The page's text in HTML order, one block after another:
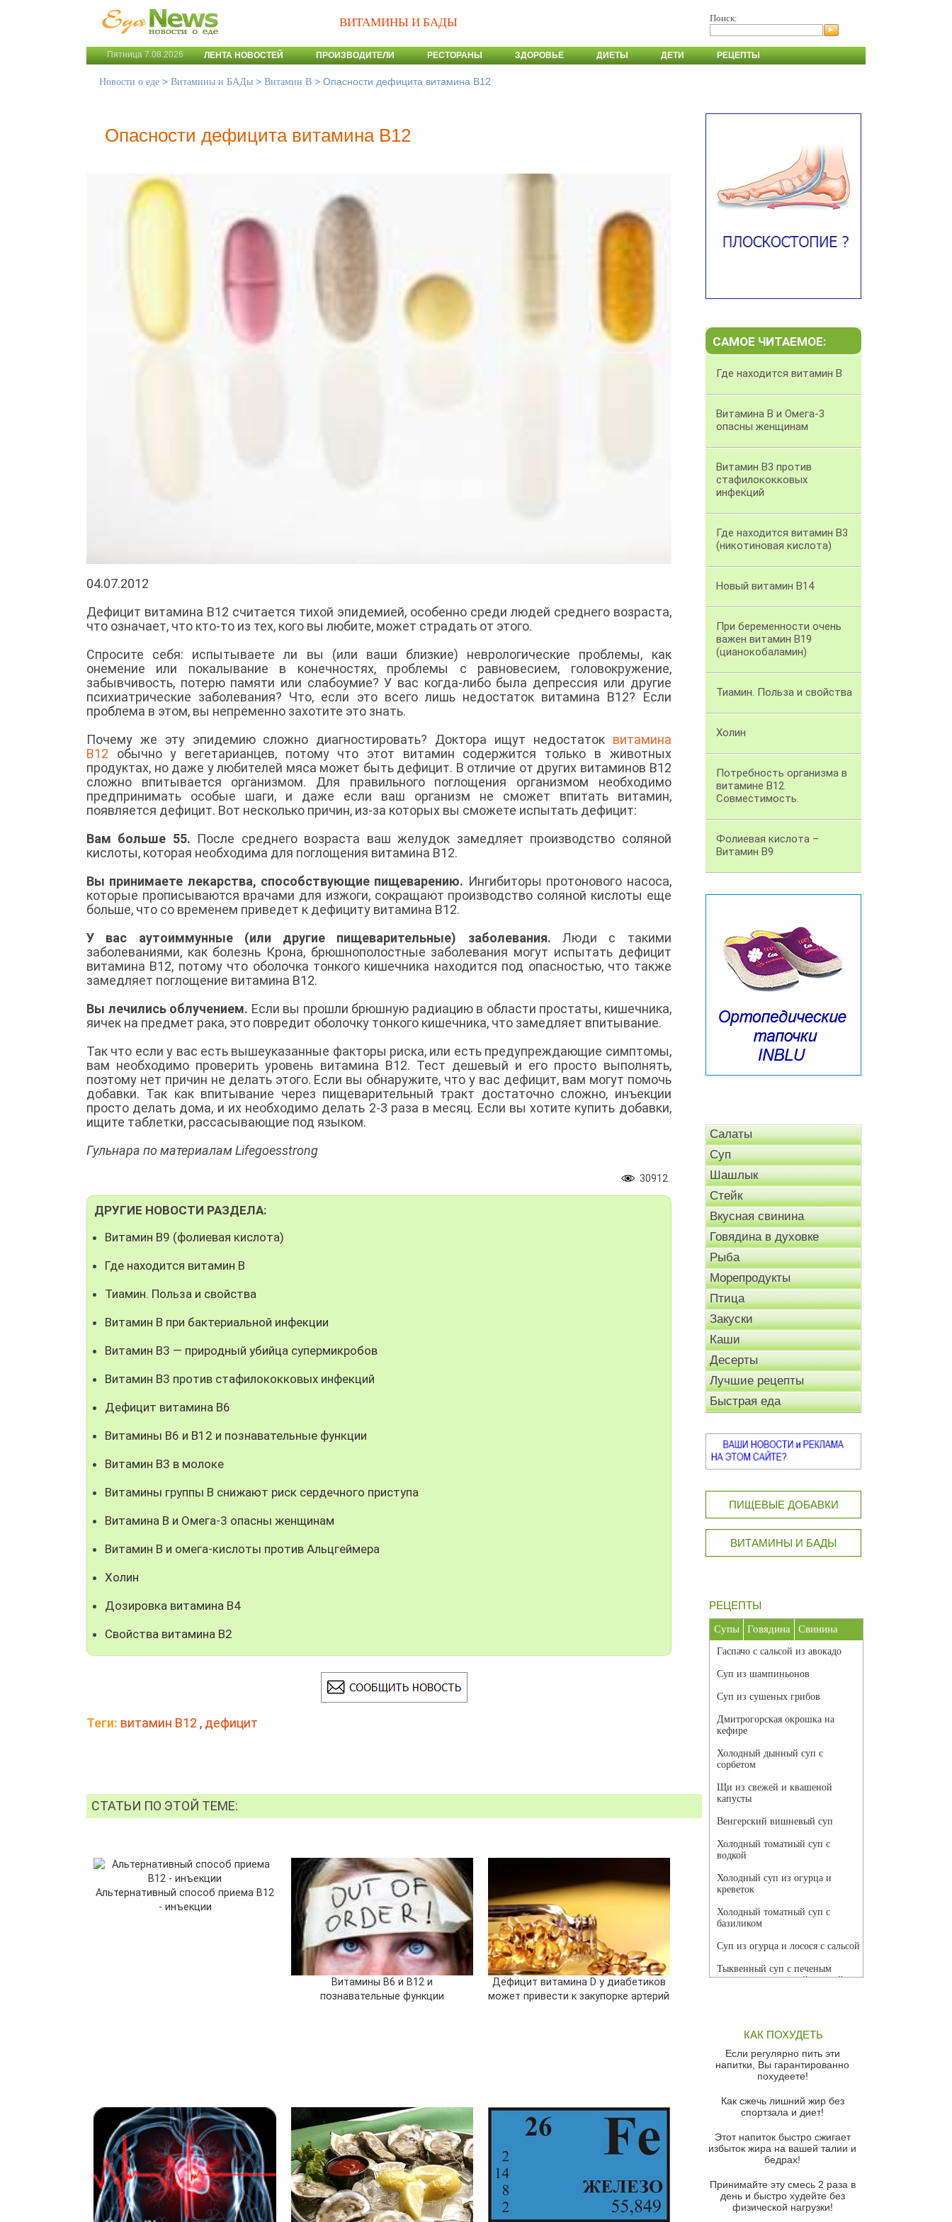
ВИТАМИНЫ И БАДЫ Поиск:
Пятница 7.08.2026 ЛЕНТА НОВОСТЕЙ ПРОИЗВОДИТЕЛИ РЕСТОРАНЫ ЗДОРОВЬЕ ДИЕТЫ ДЕТИ РЕЦЕПТЫ
Новости о еде > Витамины и БАДы > Витамин B > Опасности дефицита витамина В12
Опасности дефицита витамина В12
04.07.2012
Дефицит витамина B12 считается тихой эпидемией, особенно среди людей среднего возраста,
что означает, что кто-то из тех, кого вы любите, может страдать от этого.
Спросите себя: испытываете ли вы (или ваши близкие) неврологические проблемы, как
онемение или покалывание в конечностях, проблемы с равновесием, головокружение,
забывчивость, потерю памяти или слабоумие? У вас когда-либо была депрессия или другие
психиатрические заболевания? Что, если это всего лишь недостаток витамина В12? Если
проблема в этом, вы непременно захотите это знать.
Почему же эту эпидемию сложно диагностировать? Доктора ищут недостаток витамина
В12 обычно у вегетарианцев, потому что этот витамин содержится только в животных
продуктах, но даже у любителей мяса может быть дефицит. В отличие от других витаминов В12
сложно впитывается организмом. Для правильного поглощения организмом необходимо
предпринимать особые шаги, и даже если ваш организм не сможет впитать витамин,
появляется дефицит. Вот несколько причин, из-за которых вы сможете испытать дефицит:
Вам больше 55. После среднего возраста ваш желудок замедляет производство соляной
кислоты, которая необходима для поглощения витамина В12.
Вы принимаете лекарства, способствующие пищеварению. Ингибиторы протонового насоса,
которые прописываются врачами для изжоги, сокращают производство соляной кислоты еще
больше, что со временем приведет к дефициту витамина В12.
У вас аутоиммунные (или другие пищеварительные) заболевания. Люди с такими
заболеваниями, как болезнь Крона, брюшнополостные заболевания могут испытать дефицит
витамина В12, потому что оболочка тонкого кишечника находится под опасностью, что также
замедляет поглощение витамина В12.
Вы лечились облучением. Если вы прошли брюшную радиацию в области простаты, кишечника,
яичек на предмет рака, это повредит оболочку тонкого кишечника, что замедляет впитывание.
Так что если у вас есть вышеуказанные факторы риска, или есть предупреждающие симптомы,
вам необходимо проверить уровень витамина В12. Тест дешевый и его просто выполнять,
поэтому нет причин не делать этого. Если вы обнаружите, что у вас дефицит, вам могут помочь
добавки. Так как впитывание через пищеварительный тракт достаточно сложно, инъекции
просто делать дома, и их необходимо делать 2-3 раза в месяц. Если вы хотите купить добавки,
ищите таблетки, рассасывающие под языком.
Гульнара по материалам Lifegoesstrong
30912
ДРУГИЕ НОВОСТИ РАЗДЕЛА:
Витамин B9 (фолиевая кислота)
Где находится витамин B
Тиамин. Польза и свойства
Витамин В при бактериальной инфекции
Витамин B3 — природный убийца супермикробов
Витамин B3 против стафилококковых инфекций
Дефицит витамина B6
Витамины B6 и B12 и познавательные функции
Витамин B3 в молоке
Витамины группы В снижают риск сердечного приступа
Витамина В и Омега-3 опасны женщинам
Витамин В и омега-кислоты против Альцгеймера
Холин
Дозировка витамина В4
Свойства витамина B2
Теги: витамин B12 , дефицит
СТАТЬИ ПО ЭТОЙ ТЕМЕ:
Альтернативный способ приема В12
- инъекции
Витамины B6 и B12 и
познавательные функции
Дефицит витамина D у диабетиков
может привести к закупорке артерий
САМОЕ ЧИТАЕМОЕ:
Где находится витамин B
Витамина В и Омега-3
опасны женщинам
Витамин B3 против
стафилококковых
инфекций
Где находится витамин В3
(никотиновая кислота)
Новый витамин В14
При беременности очень
важен витамин В19
(цианокобаламин)
Тиамин. Польза и свойства
Холин
Потребность организма в
витамине В12.
Совместимость.
Фолиевая кислота –
Витамин В9
Салаты
Суп
Шашлык
Стейк
Вкусная свинина
Говядина в духовке
Рыба
Морепродукты
Птица
Закуски
Каши
Десерты
Лучшие рецепты
Быстрая еда
ПИЩЕВЫЕ ДОБАВКИ
ВИТАМИНЫ И БАДЫ
РЕЦЕПТЫ
Супы Говядина Свинина
Гаспачо с сальсой из авокадо
Суп из шампиньонов
Суп из сушеных грибов
Дмитрогорская окрошка на
кефире
Холодный дынный суп с
сорбетом
Щи из свежей и квашеной
капусты
Венгерский вишневый суп
Холодный томатный суп с
водкой
Холодный суп из огурца и
креветок
Холодный томатный суп с
базиликом
Суп из огурца и лосося с сальсой
Тыквенный суп с печеным
чесноком и томатной сальсой
красного перца
Парижский луковый суп
Суп из спаржи и горошка с
Суп-крем из цветной капусты
Французский луковый суп
Суп из баклажанов с моцареллой
Грибной крем-суп с кростини с
козьим сыром
КАК ПОХУДЕТЬ
Если регулярно пить эти
напитки, Вы гарантированно
похудеете!
Как сжечь лишний жир без
спортзала и диет!
Этот напиток быстро сжигает
избыток жира на вашей талии и
бедрах!
Принимайте эту смесь 2 раза в
день и быстро худейте без
физической нагрузки!